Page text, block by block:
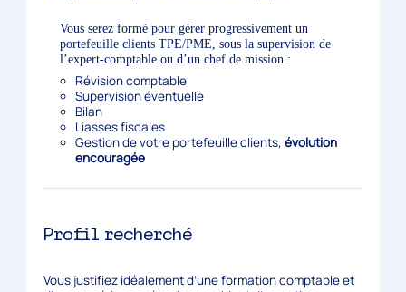
Vous serez formé pour gérer progressivement un
portefeuille clients TPE/PME, sous la supervision de
l’expert-comptable ou d’un chef de mission :
Révision comptable
Supervision éventuelle
Bilan
Liasses fiscales
Gestion de votre portefeuille clients, évolution
encouragée
Profil recherché
Vous justifiez idéalement d’une formation comptable et